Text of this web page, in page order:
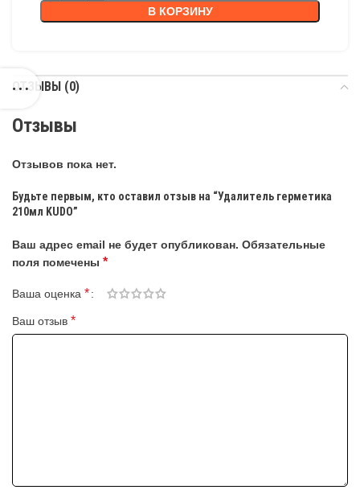
В КОРЗИНУ
ОТЗЫВЫ (0)
Отзывы
Отзывов пока нет.
Будьте первым, кто оставил отзыв на “Удалитель герметика
210мл KUDO”
Ваш адрес email не будет опубликован. Обязательные
поля помечены *
Ваша оценка *
Ваш отзыв *